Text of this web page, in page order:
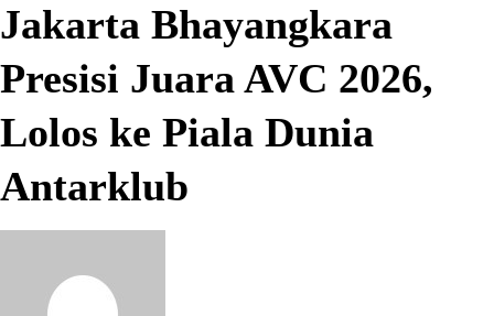
Jakarta Bhayangkara
Presisi Juara AVC 2026,
Lolos ke Piala Dunia
Antarklub